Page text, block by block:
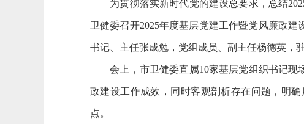
为贯彻落实新时代党的建设总要求，总结
卫健委召开2025年度基层党建工作暨党风廉政
书记、主任张成勉，党组成员、副主任杨德英，
会上，市卫健委直属10家基层党组织书记现
政建设工作成效，同时客观剖析存在问题，明
点。